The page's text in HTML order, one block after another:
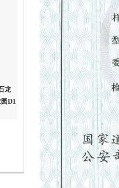
龙
D1